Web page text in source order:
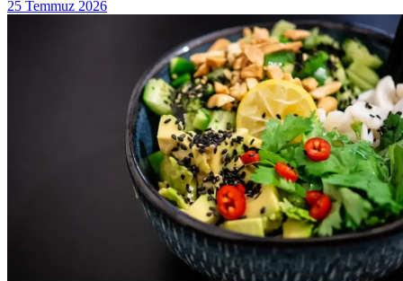
25 Temmuz 2026